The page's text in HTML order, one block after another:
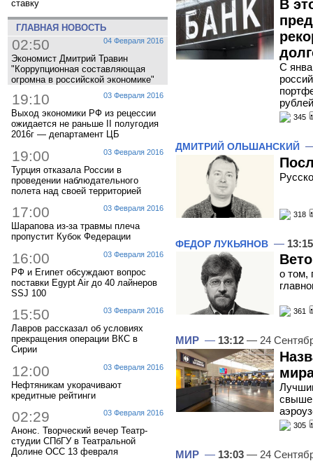
ставку
ГЛАВНАЯ НОВОСТЬ
04 Февраля 2016
02:50
Экономист Дмитрий Травин
"Коррупционная составляющая
огромна в российской экономике"
03 Февраля 2016
19:10
Выход экономики РФ из рецессии
ожидается не раньше II полугодия
2016г — департамент ЦБ
03 Февраля 2016
19:00
Турция отказала России в
проведении наблюдательного
полета над своей территорией
03 Февраля 2016
17:00
Шарапова из-за травмы плеча
пропустит Кубок Федерации
03 Февраля 2016
16:00
РФ и Египет обсуждают вопрос
поставки Egypt Air до 40 лайнеров
SSJ 100
03 Февраля 2016
15:50
Лавров рассказал об условиях
прекращения операции ВКС в
Сирии
03 Февраля 2016
12:00
Нефтяникам укорачивают
кредитные рейтинги
03 Февраля 2016
02:29
Анонс. Творческий вечер Театр-
студии СПбГУ в Театральной
Долине ОСС 13 февраля
В
С
рублей
345
ДМИТРИЙ ОЛЬШАНСКИЙ
318
ФЕДОР ЛУКЬЯНОВ — 13:15
о том,
361
МИР — 13:12 — 24
свыше
305
МИР — 13:03 — 24